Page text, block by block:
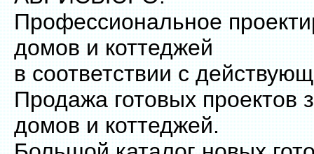
Профессиональное
домов и коттеджей
в соответствии с
Продажа готовых проектов
домов и коттеджей.